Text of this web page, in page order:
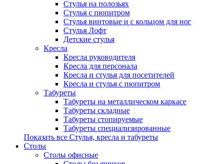
Стулья на полозьях
Стулья с пюпитром
Стулья винтовые и с кольцом для ног
Стулья Лофт
Детские стулья
Кресла
Кресла руководителя
Кресла для персонала
Кресла и стулья для посетителей
Кресла и стулья с пюпитром
Табуреты
Табуреты на металлическом каркасе
Табуреты складные
Табуреты стопируемые
Табуреты специализированные
Показать все Стулья, кресла и табуреты
Столы
Столы офисные